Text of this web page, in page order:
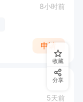
8小时前
申请
5天前
收藏
分享